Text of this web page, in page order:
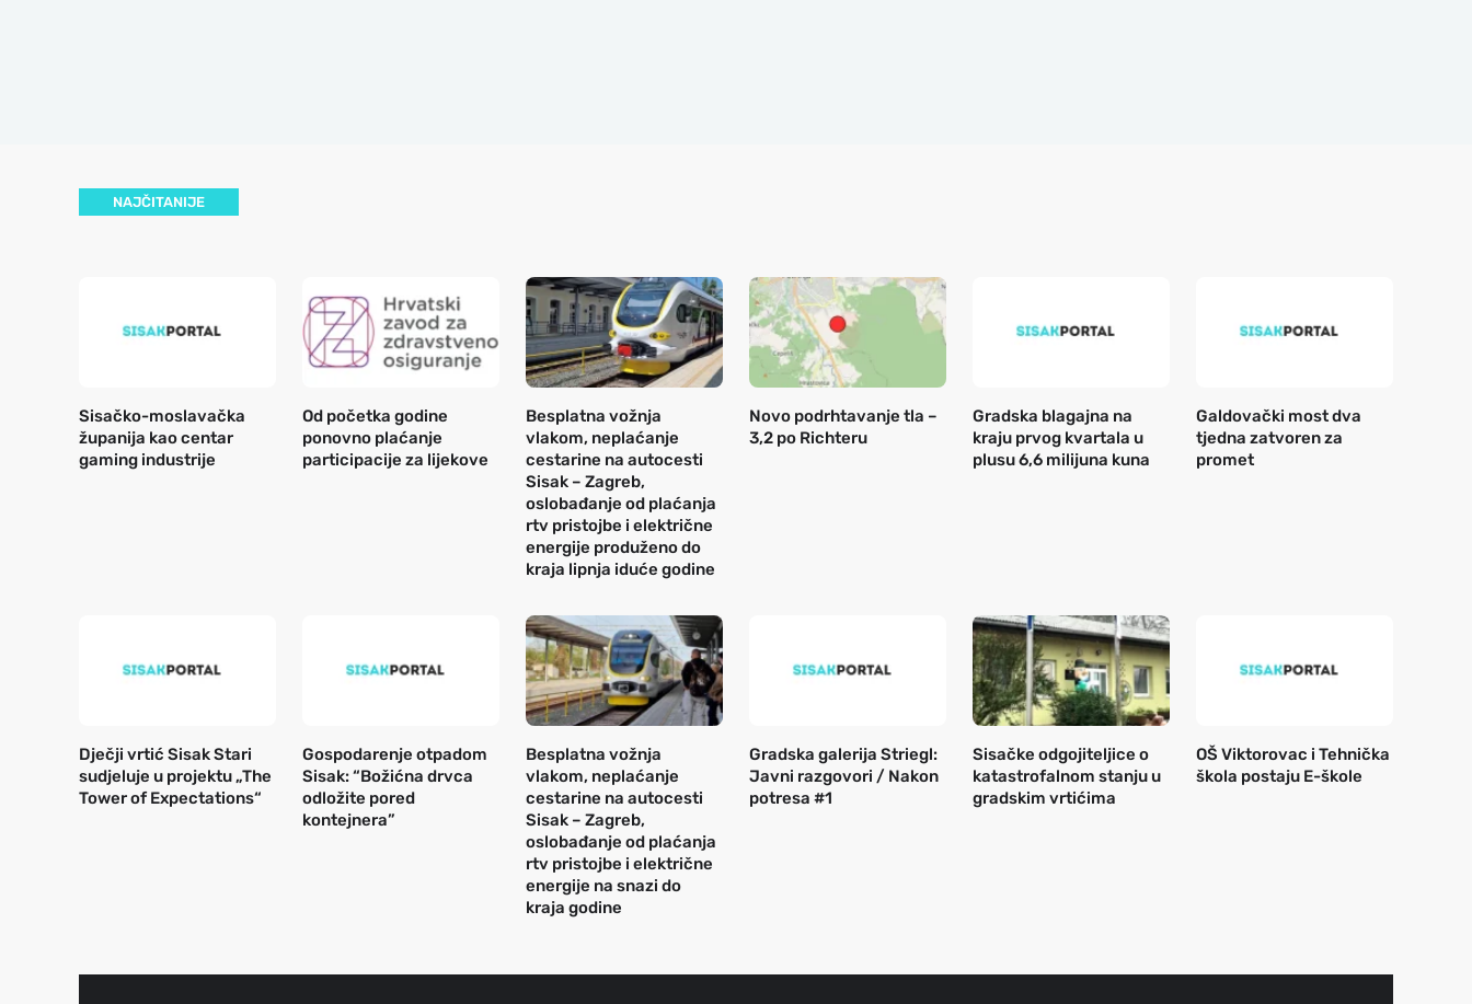
NAJČITANIJE
Sisačko-moslavačka
županija kao centar
gaming industrije
Od početka godine
ponovno plaćanje
participacije za lijekove
Besplatna vožnja
vlakom, neplaćanje
cestarine na autocesti
Sisak – Zagreb,
oslobađanje od plaćanja
rtv pristojbe i električne
energije produženo do
kraja lipnja iduće godine
Novo podrhtavanje tla –
3,2 po Richteru
Gradska blagajna na
kraju prvog kvartala u
plusu 6,6 milijuna kuna
Galdovački most dva
tjedna zatvoren za
promet
Dječji vrtić Sisak Stari
sudjeluje u projektu „The
Tower of Expectations“
Gospodarenje otpadom
Sisak: “Božićna drvca
odložite pored
kontejnera”
Besplatna vožnja
vlakom, neplaćanje
cestarine na autocesti
Sisak – Zagreb,
oslobađanje od plaćanja
rtv pristojbe i električne
energije na snazi do
kraja godine
Gradska galerija Striegl:
Javni razgovori / Nakon
potresa #1
Sisačke odgojiteljice o
katastrofalnom stanju u
gradskim vrtićima
OŠ Viktorovac i Tehnička
škola postaju E-škole